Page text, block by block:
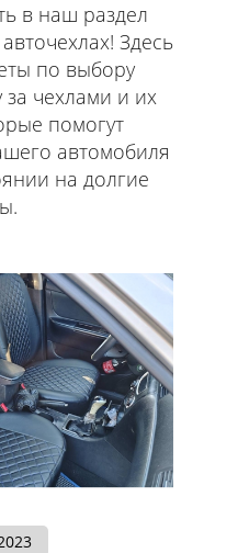
в наш раздел
Здесь
по выбору
за чехлами и их
помогут
автомобиля
на долгие